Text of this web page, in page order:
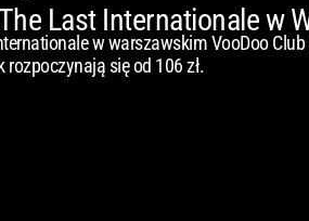
Last Internationale w
w warszawskim VooDoo
się od 106 zł.